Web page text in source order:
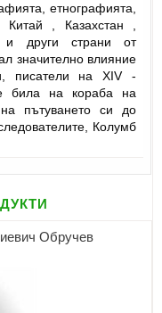
етнографията,
, Казахстан ,
други страни от
значително влияние
писатели на XIV -
била на кораба на
пътуването си до
Колумб
Обручев